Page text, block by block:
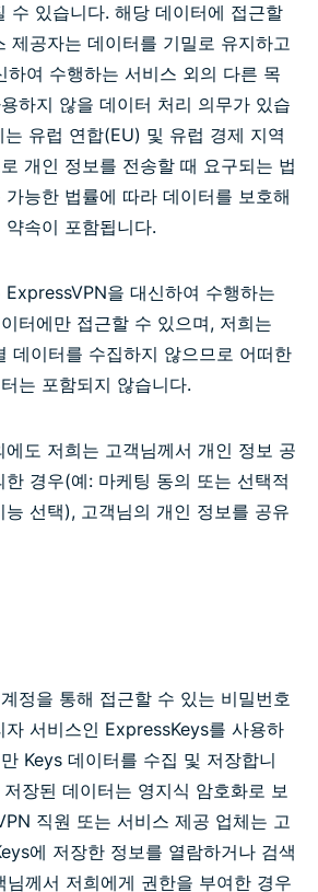
수 있습니다. 해당 데이터에 접근할
제공자는 데이터를 기밀로 유지하고
하여 수행하는 서비스 외의 다른 목
하지 않을 데이터 처리 의무가 있습
유럽 연합(EU) 및 유럽 경제 지역
개인 정보를 전송할 때 요구되는 법
능한 법률에 따라 데이터를 보호해
속이 포함됩니다.
을 대신하여 수행하는
터에만 접근할 수 있으며, 저희는
데이터를 수집하지 않으므로 어떠한
는 포함되지 않습니다.
도 저희는 고객님께서 개인 정보 공
경우(예: 마케팅 동의 또는 선택적
선택), 고객님의 개인 정보를 공유
정을 통해 접근할 수 있는 비밀번호
자 서비스인 ExpressKeys를 사용하
Keys 데이터를 수집 및 저장합니
장된 데이터는 영지식 암호화로 보
직원 또는 서비스 제공 업체는 고
에 저장한 정보를 열람하거나 검색
님께서 저희에게 권한을 부여한 경우